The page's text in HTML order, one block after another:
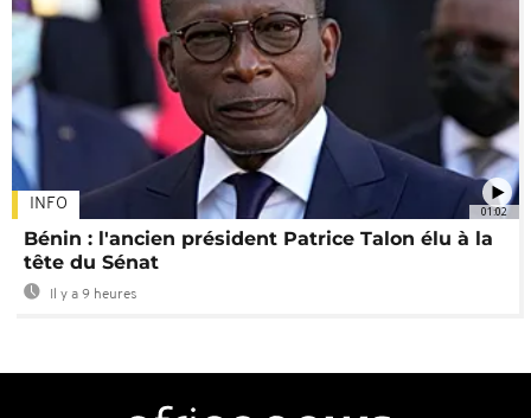
01:02
INFO
Bénin : l'ancien président Patrice Talon élu à la
tête du Sénat
Il y a 9 heures